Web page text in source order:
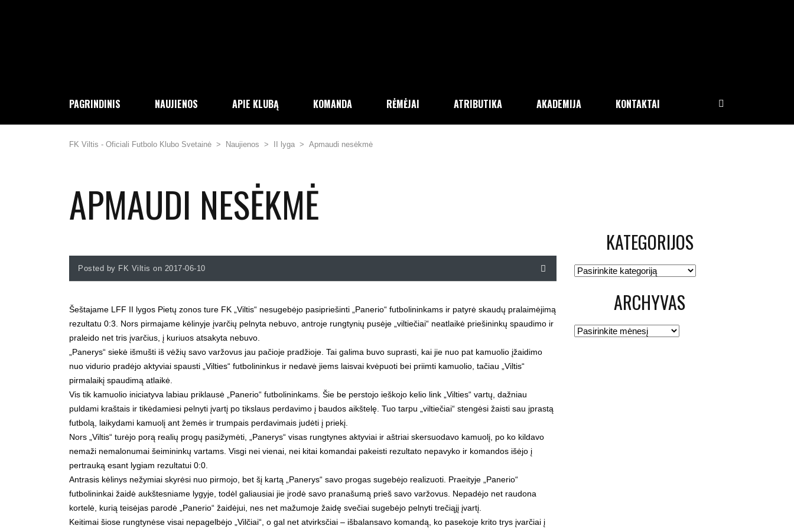
PAGRINDINIS NAUJIENOS APIE KLUBĄ KOMANDA RĖMĖJAI ATRIBUTIKA AKADEMIJA KONTAKTAI
FK Viltis - Oficiali Futbolo Klubo Svetainė > Naujienos > II lyga > Apmaudi nesėkmė
APMAUDI NESĖKMĖ
Posted by FK Viltis on 2017-06-10
Šeštajame LFF II lygos Pietų zonos ture FK „Viltis“ nesugebėjo pasipriešinti „Panerio“ futbolininkams ir patyrė skaudų pralaimėjimą
rezultatu 0:3. Nors pirmajame kėlinyje įvarčių pelnyta nebuvo, antroje rungtynių pusėje „viltiečiai“ neatlaikė priešininkų spaudimo ir
praleido net tris įvarčius, į kuriuos atsakyta nebuvo.
„Panerys“ siekė išmušti iš vėžių savo varžovus jau pačioje pradžioje. Tai galima buvo suprasti, kai jie nuo pat kamuolio įžaidimo
nuo vidurio pradėjo aktyviai spausti „Vilties“ futbolininkus ir nedavė jiems laisvai kvėpuoti bei priimti kamuolio, tačiau „Viltis“
pirmalaikį spaudimą atlaikė.
Vis tik kamuolio iniciatyva labiau priklausė „Panerio“ futbolininkams. Šie be perstojo ieškojo kelio link „Vilties“ vartų, dažniau
puldami kraštais ir tikėdamiesi pelnyti įvartį po tikslaus perdavimo į baudos aikštelę. Tuo tarpu „viltiečiai“ stengėsi žaisti sau įprastą
futbolą, laikydami kamuolį ant žemės ir trumpais perdavimais judėti į priekį.
Nors „Viltis“ turėjo porą realių progų pasižymėti, „Panerys“ visas rungtynes aktyviai ir aštriai skersuodavo kamuolį, po ko kildavo
nemaži nemalonumai šeimininkų vartams. Visgi nei vienai, nei kitai komandai pakeisti rezultato nepavyko ir komandos išėjo į
pertrauką esant lygiam rezultatui 0:0.
Antrasis kėlinys nežymiai skyrėsi nuo pirmojo, bet šį kartą „Panerys“ savo progas sugebėjo realizuoti. Praeityje „Panerio“
futbolininkai žaidė aukštesniame lygyje, todėl galiausiai jie įrodė savo pranašumą prieš savo varžovus. Nepadėjo net raudona
kortelė, kurią teisėjas parodė „Panerio“ žaidėjui, nes net mažumoje žaidę svečiai sugebėjo pelnyti trečiąjį įvartį.
Keitimai šiose rungtynėse visai nepagelbėjo „Vilčiai“, o gal net atvirksčiai – išbalansavo komandą, ko pasekoje krito trys įvarčiai į
KATEGORIJOS
Kategorijos
ARCHYVAS
Archyvas